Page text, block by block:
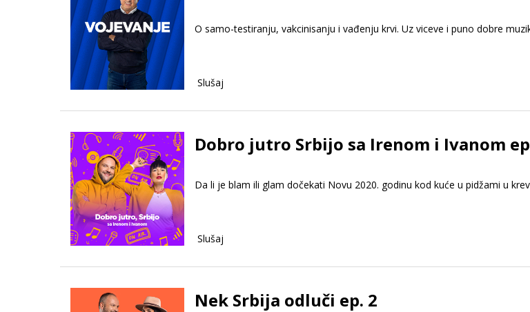
O samo-testiranju, vakcinisanju i vađenju krvi. Uz viceve i puno dobre
Slušaj
Dobro jutro Srbijo sa Irenom i Ivanom
Da li je blam ili glam dočekati Novu 2020. godinu kod kuće u pidžami u
Slušaj
Nek Srbija odluči ep. 2